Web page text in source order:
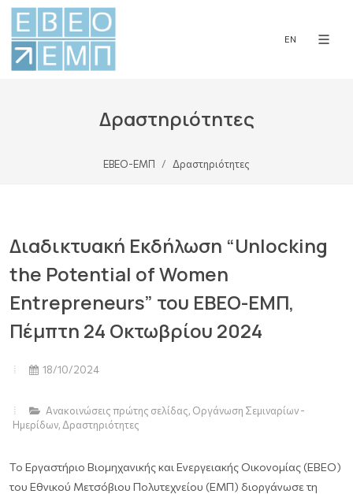
EN
Δραστηριότητες
ΕΒΕΟ-ΕΜΠ Δραστηριότητες
Διαδικτυακή Εκδήλωση “Unlocking
the Potential of Women
Entrepreneurs” του ΕΒΕΟ-ΕΜΠ,
Πέμπτη 24 Οκτωβρίου 2024
18/10/2024
Ανακοινώσεις πρώτης σελίδας, Οργάνωση Σεμιναρίων -
Ημερίδων, Δραστηριότητες
Το Εργαστήριο Βιομηχανικής και Ενεργειακής Οικονομίας (ΕΒΕΟ)
του Εθνικού Μετσόβιου Πολυτεχνείου (ΕΜΠ) διοργάνωσε τη